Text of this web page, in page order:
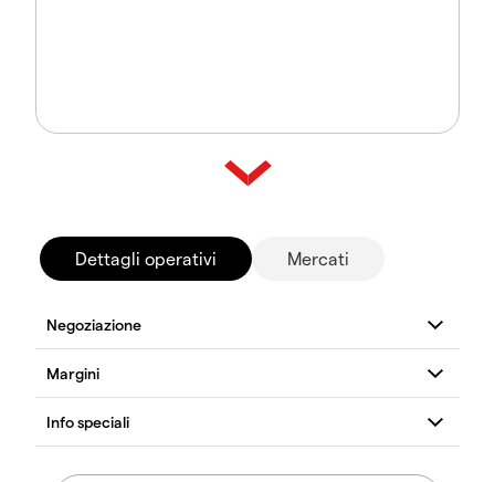
Dettagli operativi Mercati